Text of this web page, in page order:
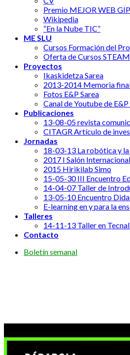
Premio MEJOR WEB
Wikipedia
“En la Nube TIC”
ME SLU
Cursos Formación del
Oferta de Cursos
Proyectos
Ikaskidetza Sarea
2013-2014 Memoria
Fotos E&P Sarea
Canal de Youtube de E&P
Publicaciones
13-08-05 revista
CITAGR Artículo de
Jornadas
18-03-13 La robótica y
2017 I Salón
2015 Hirikilab Simo
15-05-30 III Encuentro
14-04-07 Taller de
13-05-10 Encuentro
E-learning en y para la
Talleres
14-11-13 Taller en
Contacto
Boletín semanal